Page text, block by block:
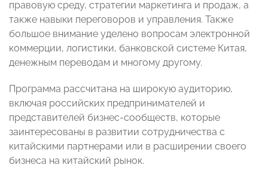
правовую среду, стратегии маркетинга и продаж, а
также навыки переговоров и управления. Также
большое внимание уделено вопросам электронной
коммерции, логистики, банковской системе Китая,
денежным переводам и многому другому.
Программа рассчитана на широкую аудиторию,
включая российских предпринимателей и
представителей бизнес-сообществ, которые
заинтересованы в развитии сотрудничества с
китайскими партнерами или в расширении своего
бизнеса на китайский рынок.